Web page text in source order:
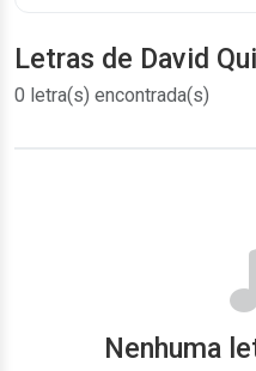
Letras de David
0 letra(s) encontrada(s)
Nenhuma